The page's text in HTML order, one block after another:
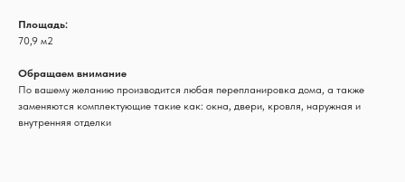
Площадь:
70,9 м2
Обращаем внимание
По вашему желанию производится любая перепланировка дома, а также
заменяются комплектующие такие как: окна, двери, кровля, наружная и
внутренняя отделки